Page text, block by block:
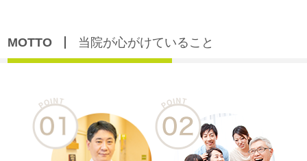
MOTTO 当院が心がけていること